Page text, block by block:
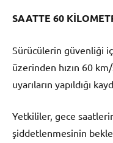
SAATTE 60
Sürücülerin güvenliği
üzerinden hızın 60
uyarıların yapıldığı
Yetkililer, gece
şiddetlenmesinin